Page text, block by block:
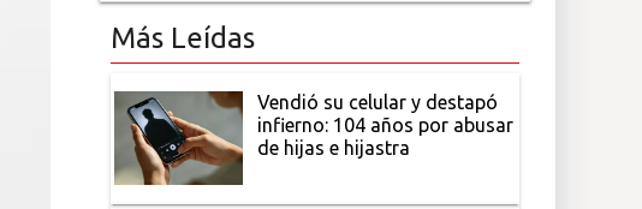
Más Leídas
Vendió su celular y destapó
infierno: 104 años por abusar
de hijas e hijastra